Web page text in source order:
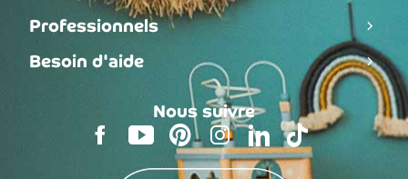
Professionnels
Besoin d'aide
Nous suivre